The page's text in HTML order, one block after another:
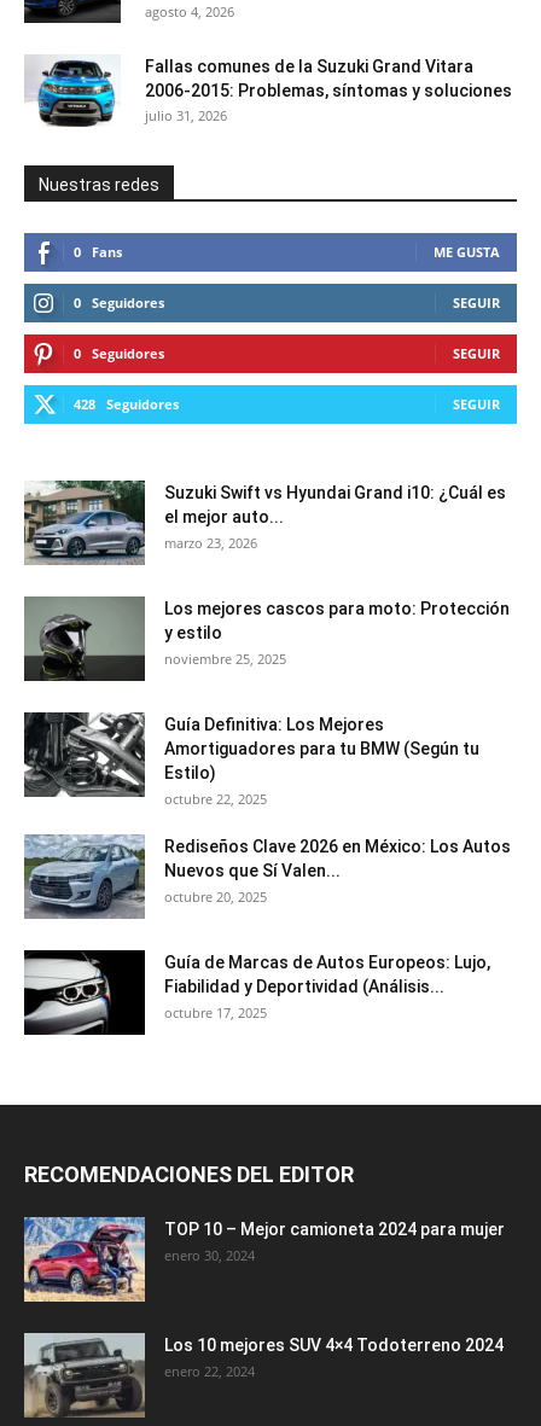
agosto 4, 2026
Fallas comunes de la Suzuki Grand Vitara
2006-2015: Problemas, síntomas y soluciones
julio 31, 2026
Nuestras redes
0 Fans ME GUSTA
0 Seguidores SEGUIR
0 Seguidores SEGUIR
428 Seguidores SEGUIR
Suzuki Swift vs Hyundai Grand i10: ¿Cuál es
el mejor auto...
marzo 23, 2026
Los mejores cascos para moto: Protección
y estilo
noviembre 25, 2025
Guía Definitiva: Los Mejores
Amortiguadores para tu BMW (Según tu
Estilo)
octubre 22, 2025
Rediseños Clave 2026 en México: Los Autos
Nuevos que Sí Valen...
octubre 20, 2025
Guía de Marcas de Autos Europeos: Lujo,
Fiabilidad y Deportividad (Análisis...
octubre 17, 2025
RECOMENDACIONES DEL EDITOR
TOP 10 – Mejor camioneta 2024 para mujer
enero 30, 2024
Los 10 mejores SUV 4×4 Todoterreno 2024
enero 22, 2024